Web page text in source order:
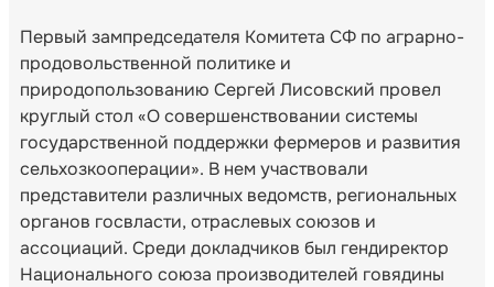
Первый зампредседателя Комитета СФ по аграрно-
продовольственной политике и
природопользованию Сергей Лисовский провел
круглый стол «О совершенствовании системы
государственной поддержки фермеров и развития
сельхозкооперации». В нем участвовали
представители различных ведомств, региональных
органов госвласти, отраслевых союзов и
ассоциаций. Среди докладчиков был гендиректор
Национального союза производителей говядины